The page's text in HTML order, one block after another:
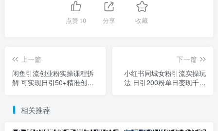
点赞10 分享 收藏
上一篇
闲鱼引流创业粉实操课程拆
解 可实现日引50+精准创业
下一篇
小红书同城女粉引流实操玩
法 日引200粉单日变现千元
相关推荐